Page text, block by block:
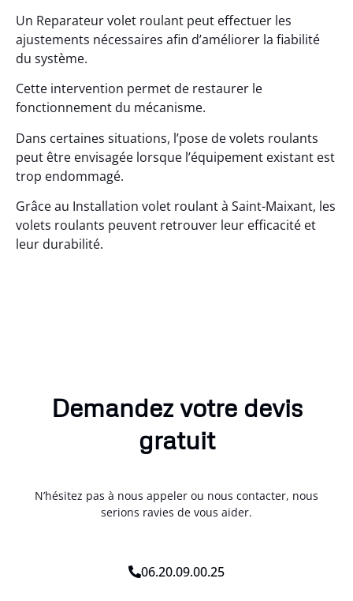
Un Reparateur volet roulant peut effectuer les
ajustements nécessaires afin d’améliorer la fiabilité
du système.
Cette intervention permet de restaurer le
fonctionnement du mécanisme.
Dans certaines situations, l’pose de volets roulants
peut être envisagée lorsque l’équipement existant est
trop endommagé.
Grâce au Installation volet roulant à Saint-Maixant, les
volets roulants peuvent retrouver leur efficacité et
leur durabilité.
Demandez votre devis
gratuit
N’hésitez pas à nous appeler ou nous contacter, nous
serions ravies de vous aider.
06.20.09.00.25